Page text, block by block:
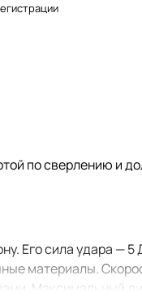
по сверлению и
Его сила удара —
материалы.
Максимальный